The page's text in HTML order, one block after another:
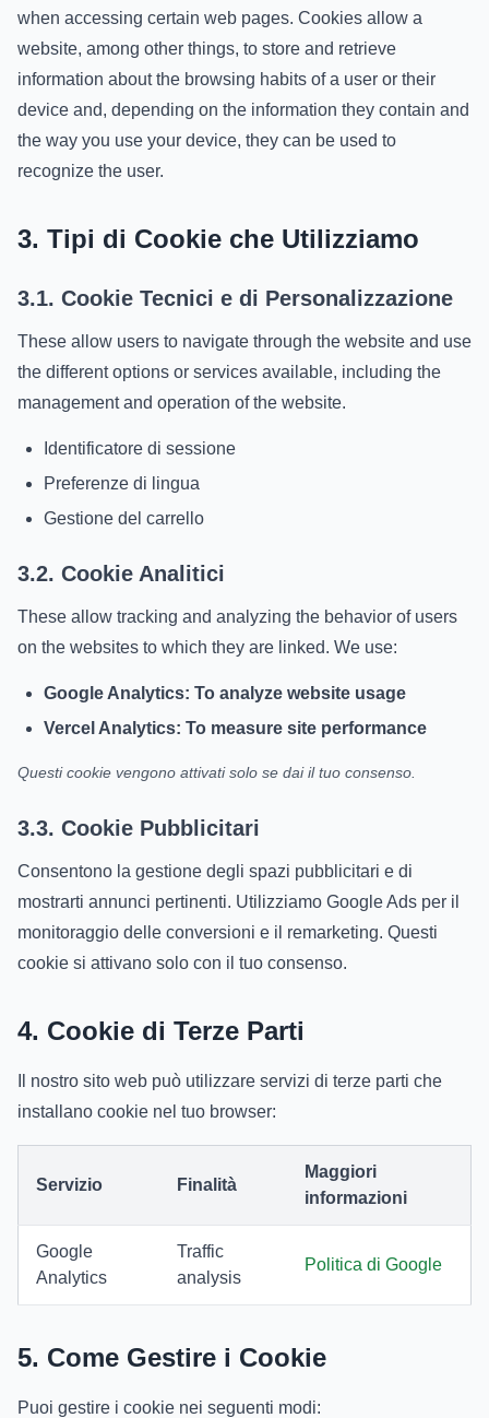
when accessing certain web pages. Cookies allow a
website, among other things, to store and retrieve
information about the browsing habits of a user or their
device and, depending on the information they contain and
the way you use your device, they can be used to
recognize the user.
3. Tipi di Cookie che Utilizziamo
3.1. Cookie Tecnici e di Personalizzazione
These allow users to navigate through the website and use
the different options or services available, including the
management and operation of the website.
Identificatore di sessione
Preferenze di lingua
Gestione del carrello
3.2. Cookie Analitici
These allow tracking and analyzing the behavior of users
on the websites to which they are linked. We use:
Google Analytics: To analyze website usage
Vercel Analytics: To measure site performance
Questi cookie vengono attivati solo se dai il tuo consenso.
3.3. Cookie Pubblicitari
Consentono la gestione degli spazi pubblicitari e di
mostrarti annunci pertinenti. Utilizziamo Google Ads per il
monitoraggio delle conversioni e il remarketing. Questi
cookie si attivano solo con il tuo consenso.
4. Cookie di Terze Parti
Il nostro sito web può utilizzare servizi di terze parti che
installano cookie nel tuo browser:
Servizio Finalità
Maggiori
informazioni
Google
Analytics
Traffic
analysis
Politica di Google
5. Come Gestire i Cookie
Puoi gestire i cookie nei seguenti modi: